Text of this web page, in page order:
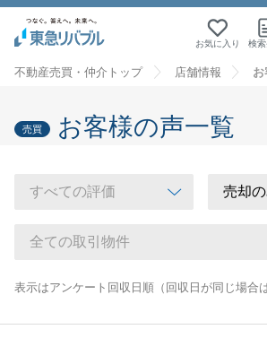
お気に入り 検
不動産売買・仲介トップ 店舗情報
売買 お客様の声一覧
表示はアンケート回収日順（回収日が同じ場合